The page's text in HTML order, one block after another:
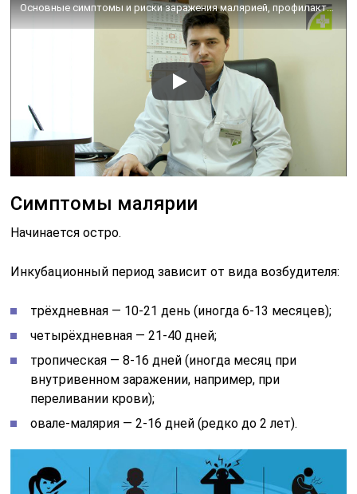
Основные симптомы и риски заражения малярией, профилактика малярии • Сохань Антон Васильевич
Симптомы малярии
Начинается остро.
Инкубационный период зависит от вида возбудителя:
трёхдневная — 10-21 день (иногда 6-13 месяцев);
четырёхдневная — 21-40 дней;
тропическая — 8-16 дней (иногда месяц при
внутривенном заражении, например, при
переливании крови);
овале-малярия — 2-16 дней (редко до 2 лет).